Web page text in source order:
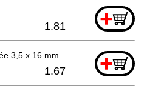
+
1.81
3,5 x 16 mm +
1.67